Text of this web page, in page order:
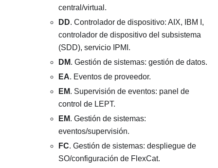
central/virtual.
DD. Controlador de dispositivo: AIX, IBM I,
controlador de dispositivo del subsistema
(SDD), servicio IPMI.
DM. Gestión de sistemas: gestión de datos.
EA. Eventos de proveedor.
EM. Supervisión de eventos: panel de
control de LEPT.
EM. Gestión de sistemas:
eventos/supervisión.
FC. Gestión de sistemas: despliegue de
SO/configuración de FlexCat.